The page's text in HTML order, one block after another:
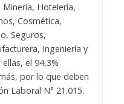
Minería, Hotelería,
Cosmética,
Seguros,
Ingeniería y
el 94,3%
por lo que deben
Laboral N° 21.015.